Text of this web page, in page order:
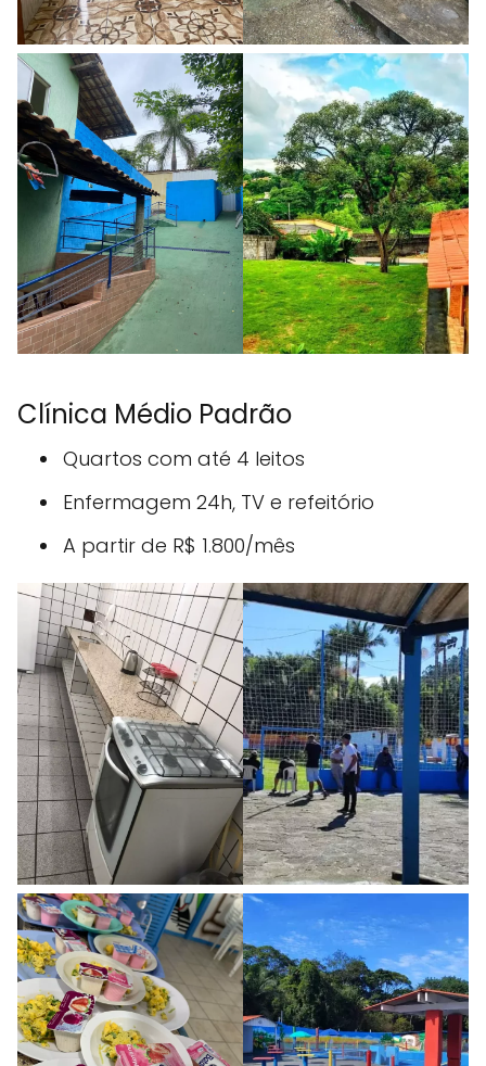
Clínica Médio Padrão
Quartos com até 4 leitos
Enfermagem 24h, TV e refeitório
A partir de R$ 1.800/mês